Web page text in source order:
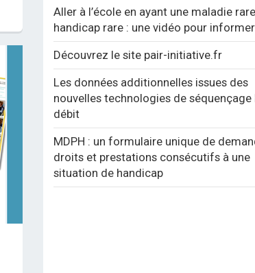
Aller à l’école en ayant une maladie
handicap rare : une vidéo pour informer
Découvrez le site pair-initiative.fr
Les données additionnelles issues des
nouvelles technologies de séquençage
débit
MDPH : un formulaire unique de
droits et prestations consécutifs à une
situation de handicap